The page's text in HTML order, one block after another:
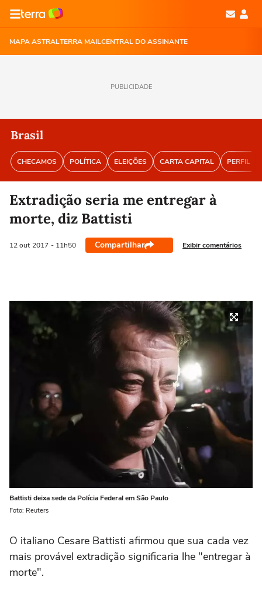
MAPA ASTRALTERRA MAILCENTRAL DO ASSINANTE
PUBLICIDADE
Brasil
CHECAMOS POLÍTICA ELEIÇÕES CARTA CAPITAL PERFIL
Extradição seria me entregar à
morte, diz Battisti
12 out 2017 - 11h50 Compartilhar Exibir comentários
Battisti deixa sede da Polícia Federal em São Paulo
Foto: Reuters
O italiano Cesare Battisti afirmou que sua cada vez
mais provável extradição significaria lhe "entregar à
morte".